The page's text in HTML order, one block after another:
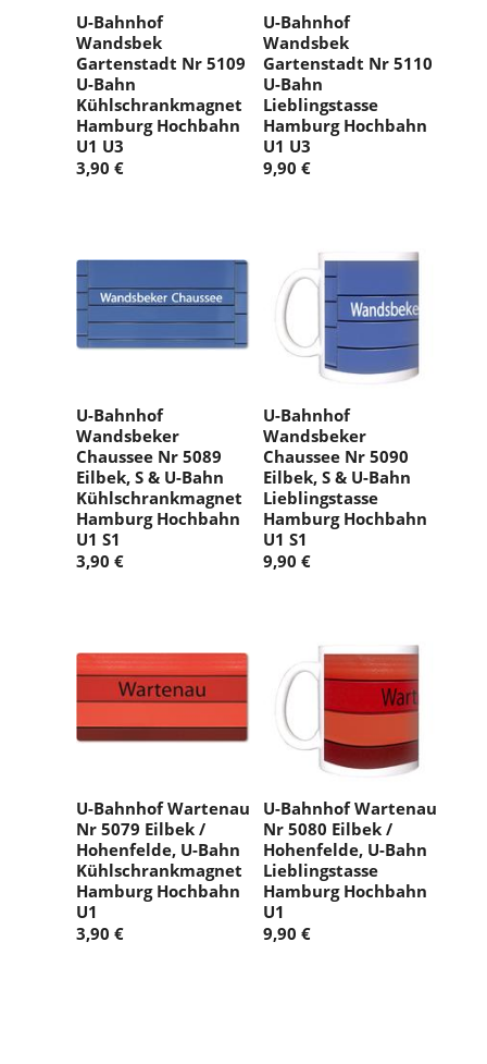
U-Bahnhof
Wandsbek
Gartenstadt Nr 5109
U-Bahn
Kühlschrankmagnet
Hamburg Hochbahn
U1 U3
3,90 €
U-Bahnhof
Wandsbek
Gartenstadt Nr 5110
U-Bahn
Lieblingstasse
Hamburg Hochbahn
U1 U3
9,90 €
U-Bahnhof
Wandsbeker
Chaussee Nr 5089
Eilbek, S & U-Bahn
Kühlschrankmagnet
Hamburg Hochbahn
U1 S1
3,90 €
U-Bahnhof
Wandsbeker
Chaussee Nr 5090
Eilbek, S & U-Bahn
Lieblingstasse
Hamburg Hochbahn
U1 S1
9,90 €
U-Bahnhof Wartenau
Nr 5079 Eilbek /
Hohenfelde, U-Bahn
Kühlschrankmagnet
Hamburg Hochbahn
U1
3,90 €
U-Bahnhof Wartenau
Nr 5080 Eilbek /
Hohenfelde, U-Bahn
Lieblingstasse
Hamburg Hochbahn
U1
9,90 €